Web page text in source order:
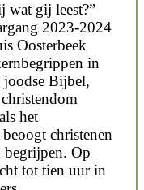
wat gij leest?”
2023-2024
Oosterbeek
in
joodse Bijbel,
het
christenen
begrijpen. Op
tot tien uur in